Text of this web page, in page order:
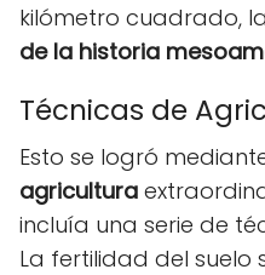
kilómetro cuadrado, la
de la historia
Técnicas de
Esto se logró
agricultura
incluía una serie de
La fertilidad del